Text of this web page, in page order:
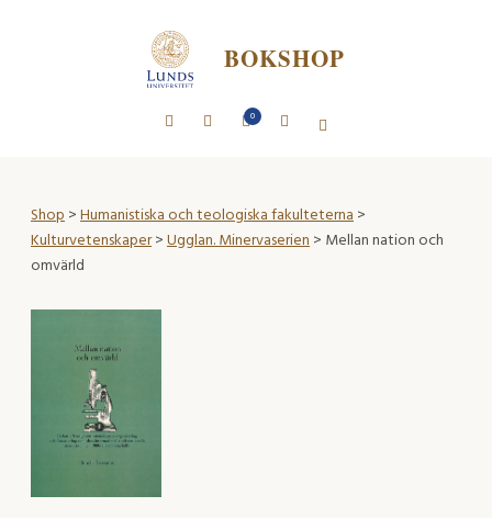
BOKSHOP
0
Shop>Humanistiska och teologiska fakulteterna>
Kulturvetenskaper>Ugglan. Minervaserien> Mellan nation och
omvärld